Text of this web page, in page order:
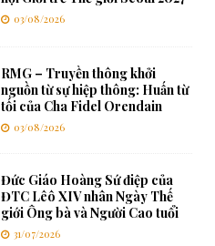
03/08/2026
RMG – Truyền thông khởi
nguồn từ sự hiệp thông: Huấn từ
tối của Cha Fidel Orendain
03/08/2026
Đức Giáo Hoàng Sứ điệp của
ĐTC Lêô XIV nhân Ngày Thế
giới Ông bà và Người Cao tuổi
31/07/2026